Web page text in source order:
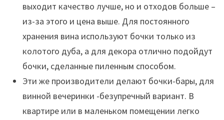
выходит качество лучше, но и отходов больше –
из-за этого и цена выше. Для постоянного
хранения вина используют бочки только из
колотого дуба, а для декора отлично подойдут
бочки, сделанные пиленным способом.
Эти же производители делают бочки-бары, для
винной вечеринки -безупречный вариант. В
квартире или в маленьком помещении легко